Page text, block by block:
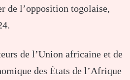
de l’opposition togolaise,
de l’Union africaine et de
des États de l’Afrique